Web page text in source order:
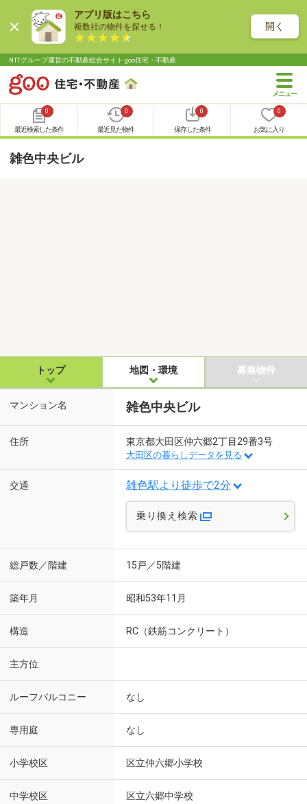
アプリ版はこちら
複数社の物件を探せる！ 開く
NTTグループ運営の不動産総合サイト goo住宅・不動産
0
最近検索した条件
0
最近見た物件
0
保存した条件
0
お気に入り
雑色中央ビル
トップ 地図・環境 募集物件
マンション名 雑色中央ビル
住所 東京都大田区仲六郷2丁目29番3号
大田区の暮らしデータを見る
交通 雑色駅より徒歩で2分
乗り換え検索
総戸数／階建 15戸／5階建
築年月 昭和53年11月
構造 RC（鉄筋コンクリート）
主方位
ルーフバルコニー なし
専用庭 なし
小学校区 区立仲六郷小学校
中学校区 区立六郷中学校